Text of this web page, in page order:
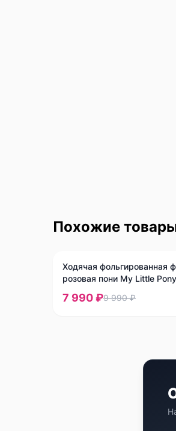
Похожие
-20%
Ходячая фольгированная
розовая пони My Little Pony
7 990 ₽9 990 ₽